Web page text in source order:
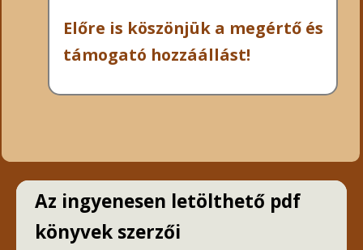
Előre is köszönjük a megértő és
támogató hozzáállást!
Az ingyenesen letölthető pdf
könyvek szerzői